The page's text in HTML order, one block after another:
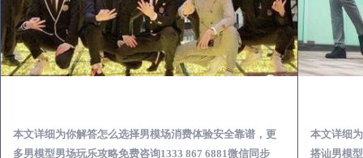
本文详细为你解答怎么选择男模场消费体验安全靠谱，更
多男模型男场玩乐攻略免费咨询1333 867 6881微信同步
本文详细
搭讪男模